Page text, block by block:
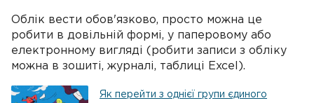
Облік вести обов'язково, просто можна це
робити в довільній формі, у паперовому або
електронному вигляді (робити записи з обліку
можна в зошиті, журналі, таблиці Excel).
Як перейти з однієї групи єдиного